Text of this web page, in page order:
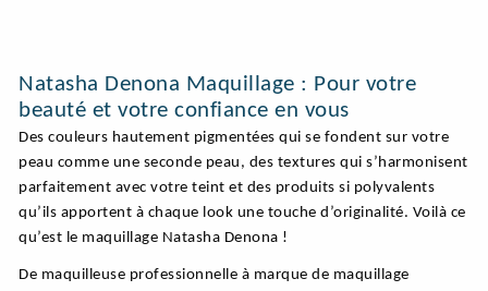
Natasha Denona Maquillage : Pour votre
beauté et votre confiance en vous
Des couleurs hautement pigmentées qui se fondent sur votre
peau comme une seconde peau, des textures qui s’harmonisent
parfaitement avec votre teint et des produits si polyvalents
qu’ils apportent à chaque look une touche d’originalité. Voilà ce
qu’est le maquillage Natasha Denona !
De maquilleuse professionnelle à marque de maquillage